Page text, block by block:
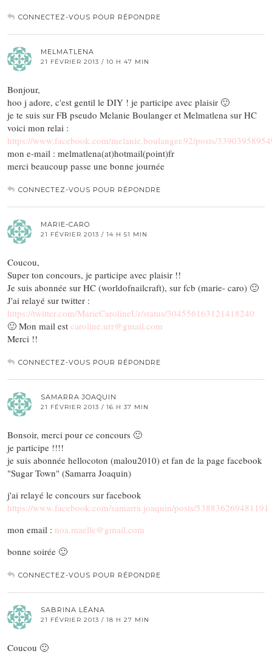
CONNECTEZ-VOUS POUR RÉPONDRE
MELMATLENA
21 FÉVRIER 2013 / 10 H 47 MIN
Bonjour,
hoo j adore, c'est gentil le DIY ! je participe avec plaisir 🙂
je te suis sur FB pseudo Melanie Boulanger et Melmatlena sur HC
voici mon relai :
https://www.facebook.com/melanie.boulanger.92/posts/
mon e-mail : melmatlena(at)hotmail(point)fr
merci beaucoup passe une bonne journée
CONNECTEZ-VOUS POUR RÉPONDRE
MARIE-CARO
21 FÉVRIER 2013 / 14 H 51 MIN
Coucou,
Super ton concours, je participe avec plaisir !!
Je suis abonnée sur HC (worldofnailcraft), sur fcb (marie- caro) 🙂
J'ai relayé sur twitter :
https://twitter.com/MarieCarolineUr/status/304556163121418240
🙂 Mon mail est caroline.urr@gmail.com
Merci !!
CONNECTEZ-VOUS POUR RÉPONDRE
SAMARRA JOAQUIN
21 FÉVRIER 2013 / 16 H 37 MIN
Bonsoir, merci pour ce concours 🙂
je participe !!!!
je suis abonnée hellocoton (malou2010) et fan de la page facebook
"Sugar Town" (Samarra Joaquin)
j'ai relayé le concours sur facebook
https://www.facebook.com/samarra.joaquin/posts/538836269481191
mon email : noa.maelle@gmail.com
bonne soirée 🙂
CONNECTEZ-VOUS POUR RÉPONDRE
SABRINA LÉANA
21 FÉVRIER 2013 / 18 H 27 MIN
Coucou 🙂